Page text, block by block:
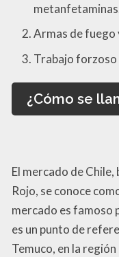
Armas de fuego
Trabajo forzoso
¿Cómo se
El mercado de
Rojo, se conoce
mercado es famoso
es un punto de
Temuco, en la